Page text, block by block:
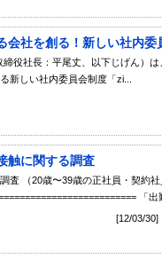
会社を創る！新しい社内
役社長：平尾丈、以下じげん）
新しい社内委員会制度「zi...
触に関する調査
査 （20歳〜39歳の正社員・契約
[12/03/30]